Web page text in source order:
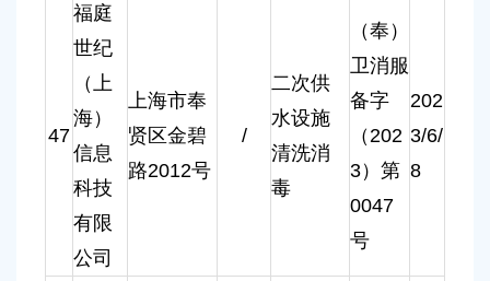
47
福庭
世纪
（上
海）
信息
科技
有限
公司
上海市奉
贤区金碧
路2012号
/
二次供
水设施
清洗消
毒
（奉）
卫消服
备字
（202
3）第
0047
号
202
3/6/
8